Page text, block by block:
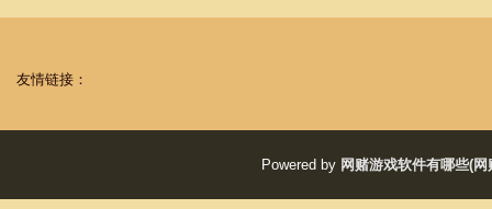
友情链接：
Powered by 网赌游戏软件有哪些(